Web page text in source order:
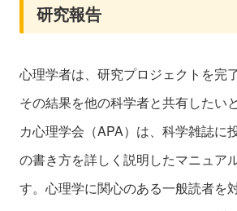
研究報告
心理学者は、研究プロジェクトを完
その結果を他の科学者と共有したい
カ心理学会（APA）は、科学雑誌に
の書き方を詳しく説明したマニュア
す。心理学に関心のある一般読者を